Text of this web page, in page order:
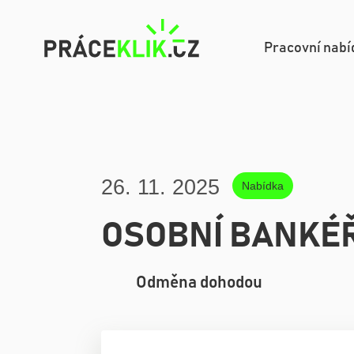
Pracovní
26. 11. 2025 Nabídka
OSOBNÍ
Odměna dohodou